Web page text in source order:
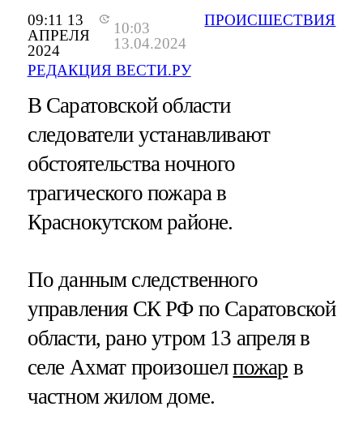
09:11 13
АПРЕЛЯ
2024
10:03
13.04.2024
РЕДАКЦИЯ ВЕСТИ.РУ
ПРОИСШЕСТВИЯ
В Саратовской области
следователи устанавливают
обстоятельства ночного
трагического пожара в
Краснокутском районе.
По данным следственного
управления СК РФ по Саратовской
области, рано утром 13 апреля в
селе Ахмат произошелпожар в
частном жилом доме.